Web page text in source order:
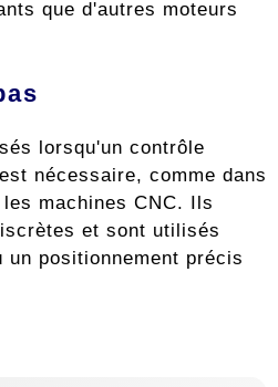
que d'autres moteurs
lorsqu'un contrôle
nécessaire, comme dans
machines CNC. Ils
et sont utilisés
positionnement précis